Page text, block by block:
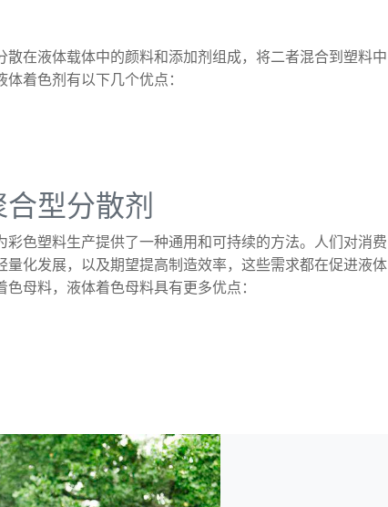
在液体载体中的颜料和添加剂组成，将二者混合到塑料中
着色剂有以下几个优点：
型分散剂
色塑料生产提供了一种通用和可持续的方法。人们对消费
化发展，以及期望提高制造效率，这些需求都在促进液体
母料，液体着色母料具有更多优点：